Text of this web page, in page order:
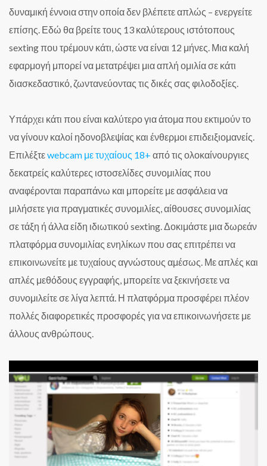
δυναμική έννοια στην οποία δεν βλέπετε απλώς – ενεργείτε
επίσης. Εδώ θα βρείτε τους 13 καλύτερους ιστότοπους
sexting που τρέμουν κάτι, ώστε να είναι 12 μήνες. Μια καλή
εφαρμογή μπορεί να μετατρέψει μια απλή ομιλία σε κάτι
διασκεδαστικό, ζωντανεύοντας τις δικές σας φιλοδοξίες.
Υπάρχει κάτι που είναι καλύτερο για άτομα που εκτιμούν το
να γίνουν καλοί ηδονοβλεψίας και ένθερμοι επιδειξιομανείς.
Επιλέξτεwebcam με τυχαίους 18+ από τις ολοκαίνουργιες
δεκατρείς καλύτερες ιστοσελίδες συνομιλίας που
αναφέρονται παραπάνω και μπορείτε με ασφάλεια να
μιλήσετε για πραγματικές συνομιλίες, αίθουσες συνομιλίας
σε τάξη ή άλλα είδη ιδιωτικού sexting. Δοκιμάστε μια δωρεάν
πλατφόρμα συνομιλίας ενηλίκων που σας επιτρέπει να
επικοινωνείτε με τυχαίους αγνώστους αμέσως. Με απλές και
απλές μεθόδους εγγραφής, μπορείτε να ξεκινήσετε να
συνομιλείτε σε λίγα λεπτά. Η πλατφόρμα προσφέρει πλέον
πολλές διαφορετικές προσφορές για να επικοινωνήσετε με
άλλους ανθρώπους.